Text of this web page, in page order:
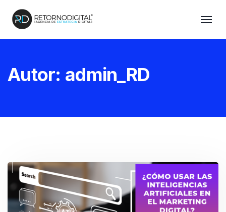
Autor: admin_RD